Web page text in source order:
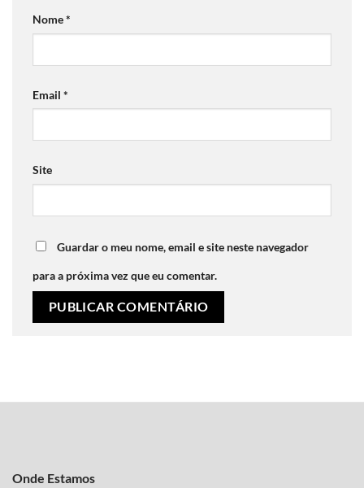
Nome*
Email *
Site
Guardar o meu nome, email e site neste navegador
para a próxima vez que eu comentar.
Onde Estamos